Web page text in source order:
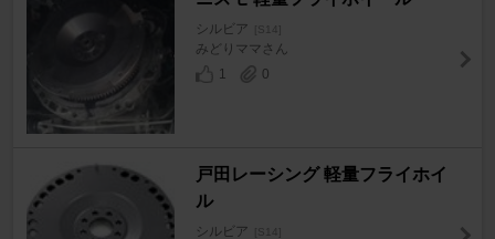
シルビア [S14]
みどりママさん
1
0
戸田レーシング 軽量フライホイ
ル
シルビア [S14]